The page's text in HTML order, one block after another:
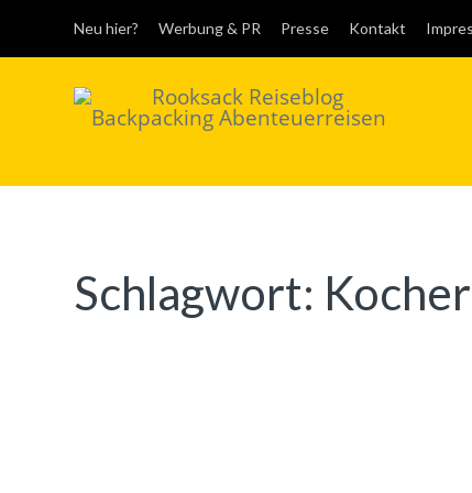
Neu hier? Werbung & PR Presse Kontakt
Reiseblog für
Schlagwort: Kocher